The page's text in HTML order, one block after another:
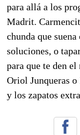
para allá a los
Madrit.
chunda que
soluciones, o
para que te den
Oriol Junqueras o
y los zapatos